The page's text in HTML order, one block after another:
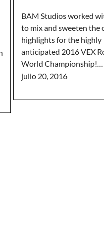
BAM Studios worked
to mix and sweeten the
highlights for the highly
anticipated 2016 VEX
World Championship!…
julio 20, 2016